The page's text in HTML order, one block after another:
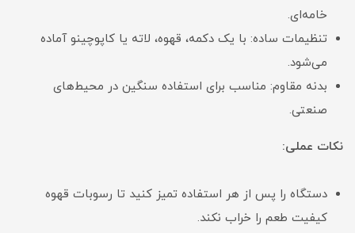
خامه‌ای.
تنظیمات ساده: با یک دکمه، قهوه، لاته یا کاپوچینو آماده
می‌شود.
بدنه مقاوم: مناسب برای استفاده سنگین در محیط‌های
صنعتی.
نکات عملی:
دستگاه را پس از هر استفاده تمیز کنید تا رسوبات قهوه
کیفیت طعم را خراب نکند.